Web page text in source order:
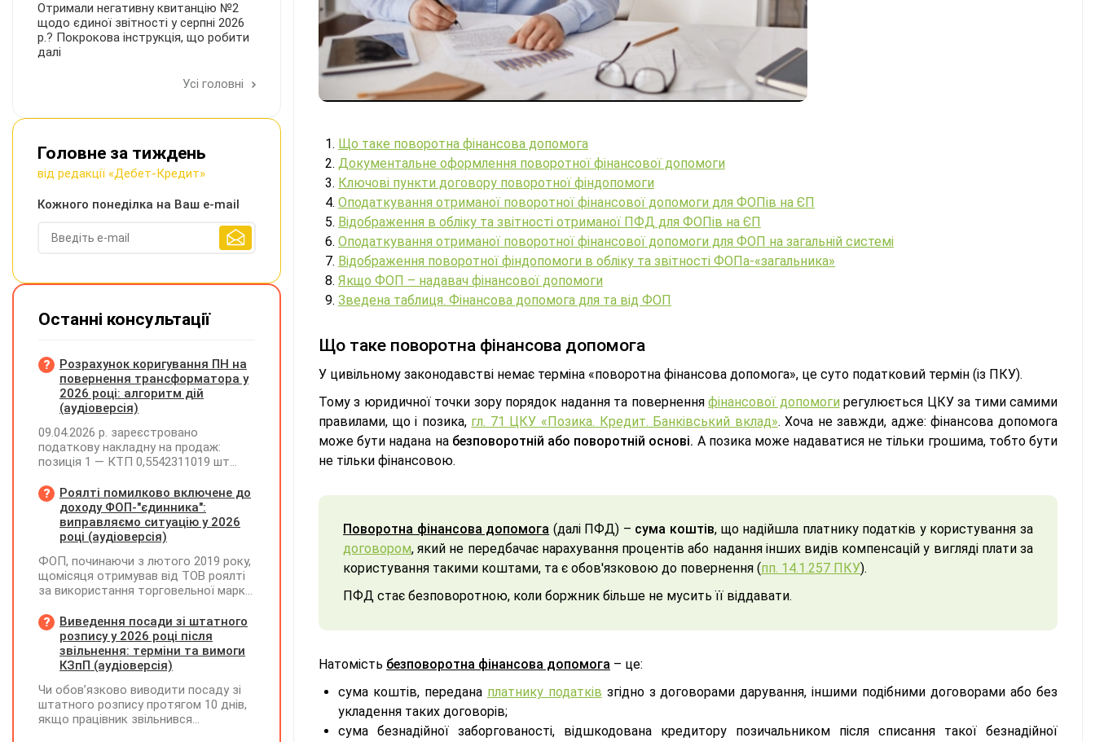
Що таке поворотна фінансова допомога
Документальне оформлення поворотної фінансової допомоги
Ключові пункти договору поворотної фіндопомоги
Оподаткування отриманої поворотної фінансової допомоги для ФОПів на ЄП
Відображення в обліку та звітності отриманої ПФД для ФОПів на ЄП
Оподаткування отриманої поворотної фінансової допомоги для ФОП на загальній системі
Відображення поворотної фіндопомоги в обліку та звітності ФОПа-«загальника»
Якщо ФОП – надавач фінансової допомоги
Зведена таблиця. Фінансова допомога для та від ФОП
Що таке поворотна фінансова допомога
У цивільному законодавстві немає терміна «поворотна фінансова допомога», це суто податковий термін (із ПКУ).
Тому з юридичної точки зору порядок надання та поверненняфінансової допомогирегулюється ЦКУ за тими самими
правилами, що і позика, гл. 71 ЦКУ «Позика. Кредит. Банківський вклад». Хоча не завжди, адже: фінансова допомога
може бути надана набезповоротній або поворотній основі. А позика може надаватися не тільки грошима, тобто бути
не тільки фінансовою.
Поворотна фінансова допомога (далі ПФД) – сума коштів, що надійшла платнику податків у користування за
договором, який не передбачає нарахування процентів або надання інших видів компенсацій у вигляді плати за
користування такими коштами, та є обов'язковою до повернення (пп. 14.1.257 ПКУ).
ПФД стає безповоротною, коли боржник більше не мусить її віддавати.
Натомість безповоротна фінансова допомога – це:
сума коштів, передана платнику податків згідно з договорами дарування, іншими подібними договорами або без
укладення таких договорів;
сума безнадійної заборгованості, відшкодована кредитору позичальником після списання такої безнадійної
Отримали негативну квитанцію №2
щодо єдиної звітності у серпні 2026
р.? Покрокова інструкція, що робити
далі
Усі головні
Головне за тиждень
від редакції «Дебет-Кредит»
Кожного понеділка на Ваш e-mail
Останні консультації
Розрахунок коригування ПН на
повернення трансформатора у
2026 році: алгоритм дій
(аудіоверсія)
09.04.2026 р. зареєстровано
податкову накладну на продаж:
позиція 1 — КТП 0,5542311019 шт
41443,83); позиція 2 —
трансформатор 1 шт (ціна 201130,20,
сума 201130,20, ПДВ 40226,04).
25.06.2026 р. покупець повернув
скласти розрахунок коригування?
Роялті помилково включене до
доходу ФОП-"єдинника":
виправляємо ситуацію у 2026
році (аудіоверсія)
ФОП, починаючи з лютого 2019 року,
щомісяця отримував від ТОВ роялті
за використання торговельної марки.
доходу платника ЄП та
оподатковував за ставкою 5%.
Водночас ТОВ при виплаті роялті не
утримувало ПДФО та ВЗ. Як зараз
потрібно відображати отримані суми
у декларації "єдинника" за II квартал
2026 року? Чи можуть виникнути
Виведення посади зі штатного
розпису у 2026 році після
звільнення: терміни та вимоги
КЗпП (аудіоверсія)
Чи обов’язково виводити посаду зі
штатного розпису протягом 10 днів,
якщо працівник звільнився